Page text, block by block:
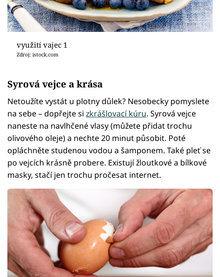
využití vajec 1
Zdroj: istock.com
Syrová vejce a krása
Netoužíte vystát u plotny důlek? Nesobecky pomyslete
na sebe – dopřejte si zkrášlovací kúru. Syrová vejce
naneste na navlhčené vlasy (můžete přidat trochu
olivového oleje) a nechte 20 minut působit. Poté
opláchněte studenou vodou a šamponem. Také pleť se
po vejcích krásně probere. Existují žloutkové a bílkové
masky, stačí jen trochu pročesat internet.